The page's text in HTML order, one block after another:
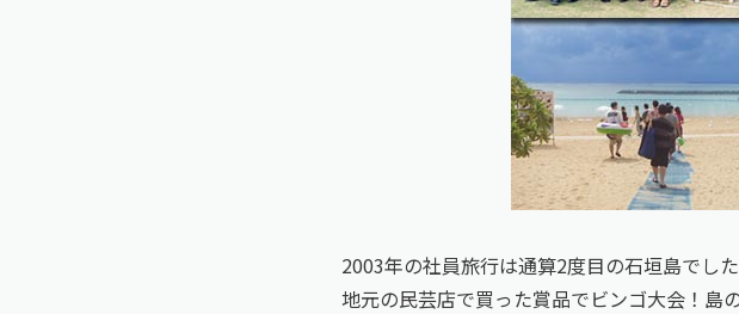
2003年の社員旅行は通算2度目の石垣島でした
地元の民芸店で買った賞品でビンゴ大会！島